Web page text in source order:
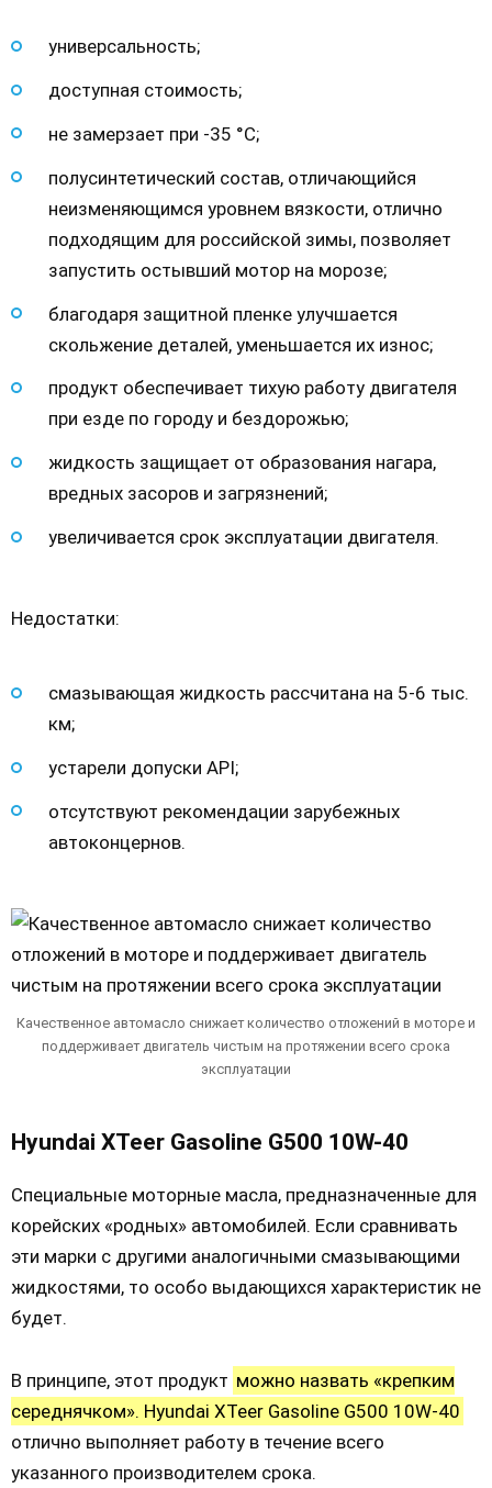
универсальность;
доступная стоимость;
не замерзает при -35 °С;
полусинтетический состав, отличающийся
неизменяющимся уровнем вязкости, отлично
подходящим для российской зимы, позволяет
запустить остывший мотор на морозе;
благодаря защитной пленке улучшается
скольжение деталей, уменьшается их износ;
продукт обеспечивает тихую работу двигателя
при езде по городу и бездорожью;
жидкость защищает от образования нагара,
вредных засоров и загрязнений;
увеличивается срок эксплуатации двигателя.
Недостатки:
смазывающая жидкость рассчитана на 5-6 тыс.
км;
устарели допуски API;
отсутствуют рекомендации зарубежных
автоконцернов.
Качественное автомасло снижает количество отложений в моторе и
поддерживает двигатель чистым на протяжении всего срока
эксплуатации
Hyundai XTeer Gasoline G500 10W-40
Специальные моторные масла, предназначенные для
корейских «родных» автомобилей. Если сравнивать
эти марки с другими аналогичными смазывающими
жидкостями, то особо выдающихся характеристик не
будет.
В принципе, этот продукт можно назвать «крепким
середнячком». Hyundai XTeer Gasoline G500 10W-40
отлично выполняет работу в течение всего
указанного производителем срока.